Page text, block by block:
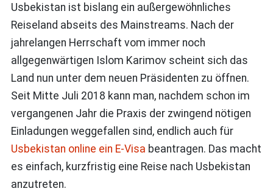
Usbekistan ist bislang ein außergewöhnliches
Reiseland abseits des Mainstreams. Nach der
jahrelangen Herrschaft vom immer noch
allgegenwärtigen Islom Karimov scheint sich das
Land nun unter dem neuen Präsidenten zu öffnen.
Seit Mitte Juli 2018 kann man, nachdem schon im
vergangenen Jahr die Praxis der zwingend nötigen
Einladungen weggefallen sind, endlich auch für
Usbekistan online ein E-Visa beantragen. Das macht
es einfach, kurzfristig eine Reise nach Usbekistan
anzutreten.